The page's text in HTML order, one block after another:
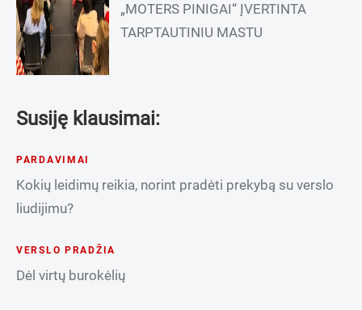
„MOTERS PINIGAI“ ĮVERTINTA
TARPTAUTINIU MASTU
Susiję klausimai:
PARDAVIMAI
Kokių leidimų reikia, norint pradėti prekybą su verslo
liudijimu?
VERSLO PRADŽIA
Dėl virtų burokėlių